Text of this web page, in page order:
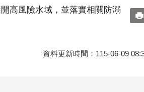
高風險水域，並落實相關防溺
資料更新時間：115-06-09